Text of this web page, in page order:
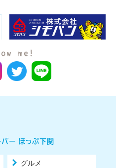
ー ほっぷ下関
グルメ